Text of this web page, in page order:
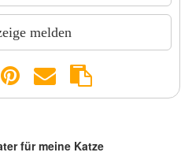
melden
für meine Katze